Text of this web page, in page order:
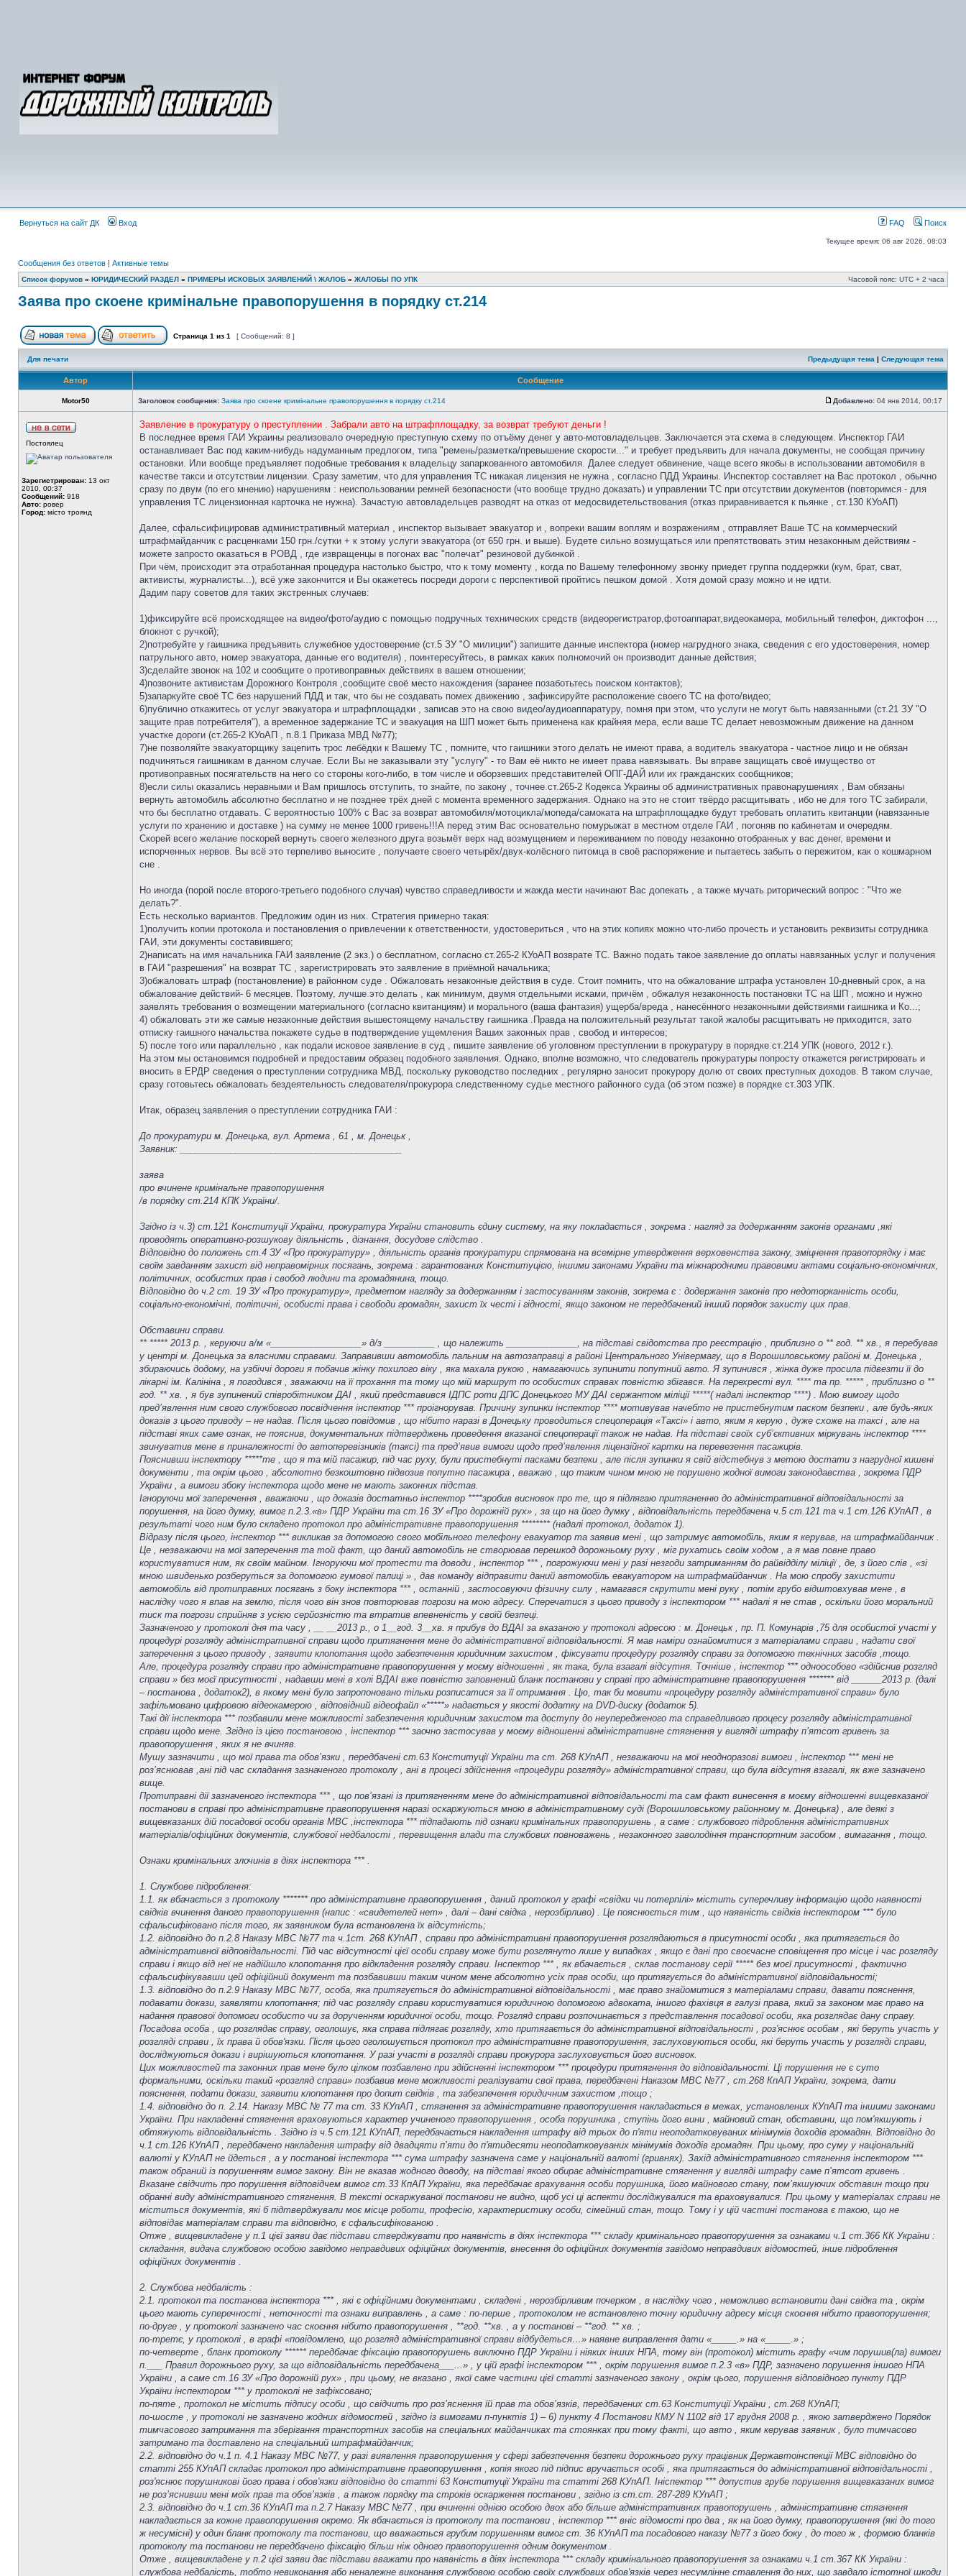
Вернуться на сайт ДК Вход FAQ Поиск
Текущее время: 06 авг 2026, 08:03
Сообщения без ответов | Активные темы
Список форумов » ЮРИДИЧЕСКИЙ РАЗДЕЛ » ПРИМЕРЫ ИСКОВЫХ ЗАЯВЛЕНИЙ \ ЖАЛОБ » ЖАЛОБЫ ПО УПК Часовой пояс: UTC + 2 часа
Заява про скоене кримінальне правопорушення в порядку ст.214
Страница 1 из 1 [ Сообщений: 8 ]
Для печати Предыдущая тема | Следующая тема
Автор Сообщение
Motor50 Заголовок сообщения: Заява про скоене кримінальне правопорушення в порядку ст.214 Добавлено: 04 янв 2014, 00:17
Постоялец
Зарегистрирован: 13 окт
2010, 00:37
Сообщений: 918
Авто: ровер
Город: місто троянд
Заявление в прокуратуру о преступлении . Забрали авто на штрафплощадку, за возврат требуют деньги !
В последнее время ГАИ Украины реализовало очередную преступную схему по отъёму денег у авто-мотовладельцев. Заключается эта схема в следующем. Инспектор ГАИ
останавливает Вас под каким-нибудь надуманным предлогом, типа "ремень/разметка/превышение скорости..." и требует предъявить для начала документы, не сообщая причину
остановки. Или вообще предъявляет подобные требования к владельцу запаркованного автомобиля. Далее следует обвинение, чаще всего якобы в использовании автомобиля в
качестве такси и отсутствии лицензии. Сразу заметим, что для управления ТС никакая лицензия не нужна , согласно ПДД Украины. Инспектор составляет на Вас протокол , обычно
сразу по двум (по его мнению) нарушениям : неиспользовании ремней безопасности (что вообще трудно доказать) и управлении ТС при отсутствии документов (повторимся - для
управления ТС лицензионная карточка не нужна). Зачастую автовладельцев разводят на отказ от медосвидетельствования (отказ приравнивается к пьянке , ст.130 КУоАП)
Далее, сфальсифицировав административный материал , инспектор вызывает эвакуатор и , вопреки вашим воплям и возражениям , отправляет Ваше ТС на коммерческий
штрафмайданчик с расценками 150 грн./сутки + к этому услуги эвакуатора (от 650 грн. и выше). Будете сильно возмущаться или препятствовать этим незаконным действиям -
можете запросто оказаться в РОВД , где извращенцы в погонах вас "полечат" резиновой дубинкой .
При чём, происходит эта отработанная процедура настолько быстро, что к тому моменту , когда по Вашему телефонному звонку приедет группа поддержки (кум, брат, сват,
активисты, журналисты...), всё уже закончится и Вы окажетесь посреди дороги с перспективой пройтись пешком домой . Хотя домой сразу можно и не идти.
Дадим пару советов для таких экстренных случаев:
1)фиксируйте всё происходящее на видео/фото/аудио с помощью подручных технических средств (видеорегистратор,фотоаппарат,видеокамера, мобильный телефон, диктофон ...,
блокнот с ручкой);
2)потребуйте у гаишника предъявить служебное удостоверение (ст.5 ЗУ "О милиции") запишите данные инспектора (номер нагрудного знака, сведения с его удостоверения, номер
патрульного авто, номер эвакуатора, данные его водителя) , поинтересуйтесь, в рамках каких полномочий он производит данные действия;
3)сделайте звонок на 102 и сообщите о противоправных действиях в вашем отношении;
4)позвоните активистам Дорожного Контроля ,сообщите своё место нахождения (заранее позаботьтесь поиском контактов);
5)запаркуйте своё ТС без нарушений ПДД и так, что бы не создавать помех движению , зафиксируйте расположение своего ТС на фото/видео;
6)публично откажитесь от услуг эвакуатора и штрафплощадки , записав это на свою видео/аудиоаппаратуру, помня при этом, что услуги не могут быть навязанными (ст.21 ЗУ "О
защите прав потребителя"), а временное задержание ТС и эвакуация на ШП может быть применена как крайняя мера, если ваше ТС делает невозможным движение на данном
участке дороги (ст.265-2 КУоАП , п.8.1 Приказа МВД №77);
7)не позволяйте эвакуаторщику зацепить трос лебёдки к Вашему ТС , помните, что гаишники этого делать не имеют права, а водитель эвакуатора - частное лицо и не обязан
подчиняться гаишникам в данном случае. Если Вы не заказывали эту "услугу" - то Вам её никто не имеет права навязывать. Вы вправе защищать своё имущество от
противоправных посягательств на него со стороны кого-либо, в том числе и оборзевших представителей ОПГ-ДАЙ или их гражданских сообщников;
8)если силы оказались неравными и Вам пришлось отступить, то знайте, по закону , точнее ст.265-2 Кодекса Украины об административных правонарушениях , Вам обязаны
вернуть автомобиль абсолютно бесплатно и не позднее трёх дней с момента временного задержания. Однако на это не стоит твёрдо расщитывать , ибо не для того ТС забирали,
что бы бесплатно отдавать. С вероятностью 100% с Вас за возврат автомобиля/мотоцикла/мопеда/самоката на штрафплощадке будут требовать оплатить квитанции (навязанные
услуги по хранению и доставке ) на сумму не менее 1000 гривень!!!А перед этим Вас основательно помурыжат в местном отделе ГАИ , погоняв по кабинетам и очередям.
Скорей всего желание поскорей вернуть своего железного друга возьмёт верх над возмущением и переживанием по поводу незаконно отобранных у вас денег, времени и
испорченных нервов. Вы всё это терпеливо выносите , получаете своего четырёх/двух-колёсного питомца в своё распоряжение и пытаетесь забыть о пережитом, как о кошмарном
сне .
Но иногда (порой после второго-третьего подобного случая) чувство справедливости и жажда мести начинают Вас допекать , а также мучать риторический вопрос : "Что же
делать?".
Есть несколько вариантов. Предложим один из них. Стратегия примерно такая:
1)получить копии протокола и постановления о привлечении к ответственности, удостовериться , что на этих копиях можно что-либо прочесть и установить реквизиты сотрудника
ГАИ, эти документы составившего;
2)написать на имя начальника ГАИ заявление (2 экз.) о бесплатном, согласно ст.265-2 КУоАП возврате ТС. Важно подать такое заявление до оплаты навязанных услуг и получения
в ГАИ "разрешения" на возврат ТС , зарегистрировать это заявление в приёмной начальника;
3)обжаловать штраф (постановление) в районном суде . Обжаловать незаконные действия в суде. Стоит помнить, что на обжалование штрафа установлен 10-дневный срок, а на
обжалование действий- 6 месяцев. Поэтому, лучше это делать , как минимум, двумя отдельными исками, причём , обжалуя незаконность постановки ТС на ШП , можно и нужно
заявлять требования о возмещении материального (согласно квитанциям) и морального (ваша фантазия) ущерба/вреда , нанесённого незаконными действиями гаишника и Ко...;
4) обжаловать эти же самые незаконные действия вышестоящему начальству гаишника .Правда на положительный результат такой жалобы расщитывать не приходится, зато
отписку гаишного начальства покажете судье в подтверждение ущемления Ваших законных прав , свобод и интересов;
5) после того или параллельно , как подали исковое заявление в суд , пишите заявление об уголовном преступлении в прокуратуру в порядке ст.214 УПК (нового, 2012 г.).
На этом мы остановимся подробней и предоставим образец подобного заявления. Однако, вполне возможно, что следователь прокуратуры попросту откажется регистрировать и
вносить в ЕРДР сведения о преступлении сотрудника МВД, поскольку руководство последних , регулярно заносит прокурору долю от своих преступных доходов. В таком случае,
сразу готовьтесь обжаловать бездеятельность следователя/прокурора следственному судье местного районного суда (об этом позже) в порядке ст.303 УПК.
Итак, образец заявления о преступлении сотрудника ГАИ :
До прокуратури м. Донецька, вул. Артема , 61 , м. Донецьк ,
Заявник: ____________________________________________
заява
про вчинене кримінальне правопорушення
/в порядку ст.214 КПК України/.
Згідно із ч.3) ст.121 Конституції України, прокуратура України становить єдину систему, на яку покладається , зокрема : нагляд за додержанням законів органами ,які
проводять оперативно-розшукову діяльність , дізнання, досудове слідство .
Відповідно до положень ст.4 ЗУ «Про прокуратуру» , діяльність органів прокуратури спрямована на всемірне утвердження верховенства закону, зміцнення правопорядку і має
своїм завданням захист від неправомірних посягань, зокрема : гарантованих Конституцією, іншими законами України та міжнародними правовими актами соціально-економічних,
політичних, особистих прав і свобод людини та громадянина, тощо.
Відповідно до ч.2 ст. 19 ЗУ «Про прокуратуру», предметом нагляду за додержанням і застосуванням законів, зокрема є : додержання законів про недоторканність особи,
соціально-економічні, політичні, особисті права і свободи громадян, захист їх честі і гідності, якщо законом не передбачений інший порядок захисту цих прав.
Обставини справи.
** ***** 2013 р. , керуючи а/м «__________________» д/з __________ , що належить ______________, на підставі свідотства про реєстрацію , приблизно о ** год. ** хв., я перебував
у центрі м. Донецька за власними справами. Заправивши автомобіль пальним на автозаправці в районі Центрального Універмагу, що в Ворошиловському районі м. Донецька ,
збираючись додому, на узбіччі дороги я побачив жінку похилого віку , яка махала рукою , намагаючись зупинити попутний авто. Я зупинився , жінка дуже просила підвезти її до
лікарні ім. Калініна , я погодився , зважаючи на її прохання та тому що мій маршрут по особистих справах повністю збігався. На перехресті вул. **** та пр. ***** , приблизно о **
год. ** хв. , я був зупинений співробітником ДАІ , який представився ІДПС роти ДПС Донецького МУ ДАІ сержантом міліції *****( надалі інспектор ****) . Мою вимогу щодо
пред’явлення ним свого службового посвідчення інспектор *** проігнорував. Причину зупинки інспектор **** мотивував начебто не пристебнутим паском безпеки , але будь-яких
доказів з цього приводу – не надав. Після цього повідомив , що нібито наразі в Донецьку проводиться спецоперація «Таксі» і авто, яким я керую , дуже схоже на таксі , але на
підставі яких саме ознак, не пояснив, документальних підтверджень проведення вказаної спецоперації також не надав. На підставі своїх суб’єктивних міркувань інспектор ****
звинуватив мене в приналежності до автоперевізників (таксі) та пред’явив вимоги щодо пред’явлення ліцензійної картки на перевезення пасажирів.
Пояснивши інспектору *****те , що я та мій пасажир, під час руху, були пристебнуті пасками безпеки , але після зупинки я свій відстебнув з метою достати з нагрудної кишені
документи , та окрім цього , абсолютно безкоштовно підвозив попутно пасажира , вважаю , що таким чином мною не порушено жодної вимоги законодавства , зокрема ПДР
України , а вимоги збоку інспектора щодо мене не мають законних підстав.
Ігноруючи мої заперечення , вважаючи , що доказів достатньо інспектор ****зробив висновок про те, що я підлягаю притягненню до адміністративної відповідальності за
порушення, на його думку, вимог п.2.3.«в» ПДР України та ст.16 ЗУ «Про дорожній рух» , за що на його думку , відповідальність передбачена ч.5 ст.121 та ч.1 ст.126 КУпАП , в
результаті чого ним було складено протокол про адміністративне правопорушення ******** (надалі протокол, додаток 1).
Відразу після цього, інспектор *** викликав за допомогою свого мобільного телефону евакуатор та заявив мені , що затримує автомобіль, яким я керував, на штрафмайданчик .
Це , незважаючи на мої заперечення та той факт, що даний автомобіль не створював перешкод дорожньому руху , міг рухатись своїм ходом , а я мав повне право
користуватися ним, як своїм майном. Ігноруючи мої протести та доводи , інспектор *** , погрожуючи мені у разі незгоди затриманням до райвідділу міліції , де, з його слів , «зі
мною швиденько розберуться за допомогою гумової палиці » , дав команду відправити даний автомобіль евакуатором на штрафмайданчик . На мою спробу захистити
автомобіль від протиправних посягань з боку інспектора *** , останній , застосовуючи фізичну силу , намагався скрутити мені руку , потім грубо відштовхував мене , в
наслідку чого я впав на землю, після чого він знов повторював погрози на мою адресу. Сперечатися з цього приводу з інспектором *** надалі я не став , оскільки його моральний
тиск та погрози сприйняв з усією серйозністю та втратив впевненість у своїй безпеці.
Зазначеного у протоколі дня та часу , __ __2013 р., о 1__год. 3__хв. я прибув до ВДАІ за вказаною у протоколі адресою : м. Донецьк , пр. П. Комунарів ,75 для особистої участі у
процедурі розгляду адміністративної справи щодо притягнення мене до адміністративної відповідальності. Я мав наміри ознайомитися з матеріалами справи , надати свої
заперечення з цього приводу , заявити клопотання щодо забезпечення юридичним захистом , фіксувати процедуру розгляду справи за допомогою технічних засобів ,тощо.
Але, процедура розгляду справи про адміністративне правопорушення у моєму відношенні , як така, була взагалі відсутня. Точніше , інспектор *** одноособово «здійснив розгляд
справи » без моєї присутності , надавши мені в холі ВДАІ вже повністю заповнений бланк постанови у справі про адміністративне правопорушення ******* від ______2013 р. (далі
– постанова , додаток2), в якому мені було запропоновано тільки розписатися за її отримання . Цю, так би мовити «процедуру розгляду адміністративної справи» було
зафільмовано цифровою відеокамерою , відповідний відеофайл «*****» надається у якості додатку на DVD-диску (додаток 5).
Такі дії інспектора *** позбавили мене можливості забезпечення юридичним захистом та доступу до неупередженого та справедливого процесу розгляду адміністративної
справи щодо мене. Згідно із цією постановою , інспектор *** заочно застосував у моєму відношенні адміністративне стягнення у вигляді штрафу п’ятсот гривень за
правопорушення , яких я не вчиняв.
Мушу зазначити , що мої права та обов’язки , передбачені ст.63 Конституції України та ст. 268 КУпАП , незважаючи на мої неодноразові вимоги , інспектор *** мені не
роз’яснював ,ані під час складання зазначеного протоколу , ані в процесі здійснення «процедури розгляду» адміністративної справи, що була відсутня взагалі, як вже зазначено
вище.
Протиправні дії зазначеного інспектора *** , що пов’язані із притягненням мене до адміністративної відповідальності та сам факт винесення в моєму відношенні вищевказаної
постанови в справі про адміністративне правопорушення наразі оскаржуються мною в адміністративному суді (Ворошиловському районному м. Донецька) , але деякі з
вищевказаних дій посадової особи органів МВС ,інспектора *** підпадають під ознаки кримінальних правопорушень , а саме : службового підроблення адміністративних
матеріалів/офіційних документів, службової недбалості , перевищення влади та службових повноважень , незаконного заволодіння транспортним засобом , вимагання , тощо.
Ознаки кримінальних злочинів в діях інспектора *** .
1. Службове підроблення:
1.1. як вбачається з протоколу ******* про адміністративне правопорушення , даний протокол у графі «свідки чи потерпілі» містить суперечливу інформацію щодо наявності
свідків вчинення даного правопорушення (напис : «свидетелей нет» , далі – дані свідка , нерозбірливо) . Це пояснюється тим , що наявність свідків інспектором *** було
сфальсифіковано після того, як заявником була встановлена їх відсутність;
1.2. відповідно до п.2.8 Наказу МВС №77 та ч.1ст. 268 КУпАП , справи про адміністративні правопорушення розглядаються в присутності особи , яка притягається до
адміністративної відповідальності. Під час відсутності цієї особи справу може бути розглянуто лише у випадках , якщо є дані про своєчасне сповіщення про місце і час розгляду
справи і якщо від неї не надійшло клопотання про відкладення розгляду справи. Інспектор *** , як вбачається , склав постанову серії ***** без моєї присутності , фактично
сфальсифікувавши цей офіційний документ та позбавивши таким чином мене абсолютно усіх прав особи, що притягується до адміністративної відповідальності;
1.3. відповідно до п.2.9 Наказу МВС №77, особа, яка притягується до адміністративної відповідальності , має право знайомитися з матеріалами справи, давати пояснення,
подавати докази, заявляти клопотання; під час розгляду справи користуватися юридичною допомогою адвоката, іншого фахівця в галузі права, який за законом має право на
надання правової допомоги особисто чи за дорученням юридичної особи, тощо. Розгляд справи розпочинається з представлення посадової особи, яка розглядає дану справу.
Посадова особа , що розглядає справу, оголошує, яка справа підлягає розгляду, хто притягається до адміністративної відповідальності , роз'яснює особам , які беруть участь у
розгляді справи , їх права й обов'язки. Після цього оголошується протокол про адміністративне правопорушення, заслуховуються особи, які беруть участь у розгляді справи,
досліджуються докази і вирішуються клопотання. У разі участі в розгляді справи прокурора заслуховується його висновок.
Цих можливостей та законних прав мене було цілком позбавлено при здійсненні інспектором *** процедури притягнення до відповідальності. Ці порушення не є суто
формальними, оскільки такий «розгляд справи» позбавив мене можливості реалізувати свої права, передбачені Наказом МВС №77 , ст.268 КпАП України, зокрема, дати
пояснення, подати докази, заявити клопотання про допит свідків , та забезпечення юридичним захистом ,тощо ;
1.4. відповідно до п. 2.14. Наказу МВС № 77 та ст. 33 КУпАП , стягнення за адміністративне правопорушення накладається в межах, установлених КУпАП та іншими законами
України. При накладенні стягнення враховуються характер учиненого правопорушення , особа порушника , ступінь його вини , майновий стан, обставини, що пом'якшують і
обтяжують відповідальність . Згідно із ч.5 ст.121 КУпАП, передбачається накладення штрафу від трьох до п'яти неоподатковуваних мінімумів доходів громадян. Відповідно до
ч.1 ст.126 КУпАП , передбачено накладення штрафу від двадцяти п’яти до п'ятидесяти неоподатковуваних мінімумів доходів громадян. При цьому, про суму у національній
валюті у КУпАП не йдеться , а у постанові інспектора *** сума штрафу зазначена саме у національній валюті (гривнях). Захід адміністративного стягнення інспектором ***
також обраний із порушенням вимог закону. Він не вказав жодного доводу, на підставі якого обирає адміністративне стягнення у вигляді штрафу саме п’ятсот гривень .
Вказане свідчить про порушення відповідчем вимог ст.33 КпАП України, яка передбачає врахування особи порушника, його майнового стану, пом’якшуючих обставин тощо при
обранні виду адміністративного стягнення. В тексті оскаржуваної постанови не видно, щоб усі ці аспекти досліджувалися та враховувалися. При цьому у матеріалах справи не
міститься документів, які б підтверджували моє місце роботи, професію, характеристику особи, сімейний стан, тощо. Тому і у цій частині постанова є такою, що не
відповідає матеріалам справи та відповідно, є сфальсифікованою .
Отже , вищевикладене у п.1 цієї заяви дає підстави стверджувати про наявність в діях інспектора *** складу кримінального правопорушення за ознаками ч.1 ст.366 КК України :
складання, видача службовою особою завідомо неправдивих офіційних документів, внесення до офіційних документів завідомо неправдивих відомостей, інше підроблення
офіційних документів .
2. Службова недбалість :
2.1. протокол та постанова інспектора *** , які є офіційними документами , складені , нерозбірливим почерком , в наслідку чого , неможливо встановити дані свідка та , окрім
цього мають суперечності , неточності та ознаки виправлень , а саме : по-перше , протоколом не встановлено точну юридичну адресу місця скоєння нібито правопорушення;
по-друге , у протоколі зазначено час скоєння нібито правопорушення , **год. **хв. , а у постанові – **год. ** хв. ;
по-третє, у протоколі , в графі «повідомлено, що розгляд адміністративної справи відбудеться…» наявне виправлення дати «_____.» на «_____.» ;
по-четверте , бланк протоколу ****** передбачає фіксацію правопорушень виключно ПДР України і ніяких інших НПА, тому він (протокол) містить графу «чим порушив(ла) вимоги
п.___ Правил дорожнього руху, за що відповідальність передбачена___...» , у цій графі інспектором *** , окрім порушення вимог п.2.3 «в» ПДР, зазначено порушення іншого НПА
України , а саме ст.16 ЗУ «Про дорожній рух» , при цьому, не вказано , якої саме частини цієї статті зазначеного закону , окрім цього, порушення відповідного пункту ПДР
України інспектором *** у протоколі не зафіксовано;
по-пяте , протокол не містить підпису особи , що свідчить про роз’яснення їй прав та обов’язків, передбачених ст.63 Конституції України , ст.268 КУпАП;
по-шосте , у протоколі не зазначено жодних відомостей , згідно із вимогами п-пунктів 1) – 6) пункту 4 Постанови КМУ N 1102 від 17 грудня 2008 р. , якою затверджено Порядок
тимчасового затримання та зберігання транспортних засобів на спеціальних майданчиках та стоянках при тому факті, що авто , яким керував заявник , було тимчасово
затримано та доставлено на спеціальний штрафмайданчик;
2.2. відповідно до ч.1 п. 4.1 Наказу МВС №77, у разі виявлення правопорушення у сфері забезпечення безпеки дорожнього руху працівник Державтоінспекції МВС відповідно до
статті 255 КУпАП складає протокол про адміністративне правопорушення , копія якого під підпис вручається особі , яка притягається до адміністративної відповідальності ,
роз'яснює порушникові його права і обов'язки відповідно до статті 63 Конституції України та статті 268 КУпАП. Ініспектор *** допустив грубе порушення вищевказаних вимог
не роз’яснивши мені моїх прав та обов’язків , а також порядку та строків оскарження постанови , згідно із ст.ст. 287-289 КУпАП ;
2.3. відповідно до ч.1 ст.36 КУпАП та п.2.7 Наказу МВС №77 , при вчиненні однією особою двох або більше адміністративних правопорушень , адміністративне стягнення
накладається за кожне правопорушення окремо. Як вбачається із протоколу та постанови , інспектор *** вніс відомості про два , як на його думку, правопорушення (які до того
ж несумісні) у один бланк протоколу та постанови, що вважається грубим порушенням вимог ст. 36 КУпАП та посадового наказу №77 з його боку , до того ж , формою бланків
протоколу та постанови не передбачено фіксацію більш ніж одного правопорушення одним документом .
Отже , вищевикладене у п.2 цієї заяви дає підстави вважати про наявність в діях інспектора *** складу кримінального правопорушення за ознаками ч.1 ст.367 КК України :
службова недбалість, тобто невиконання або неналежне виконання службовою особою своїх службових обов'язків через несумлінне ставлення до них, що завдало істотної шкоди